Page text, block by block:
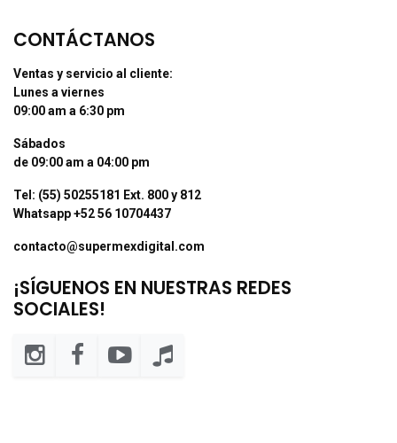
CONTÁCTANOS
Ventas y servicio al cliente:
Lunes a viernes
09:00 am a 6:30 pm
Sábados
de 09:00 am a 04:00 pm
Tel: (55) 50255181 Ext. 800 y 812
Whatsapp +52 56 10704437
contacto@supermexdigital.com
¡SÍGUENOS EN NUESTRAS REDES
SOCIALES!